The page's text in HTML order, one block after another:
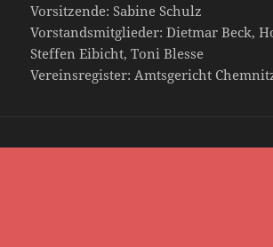
Vorsitzende: Sabine Schulz
Vorstandsmitglieder: Dietmar Beck,
Steffen Eibicht, Toni Blesse
Vereinsregister: Amtsgericht